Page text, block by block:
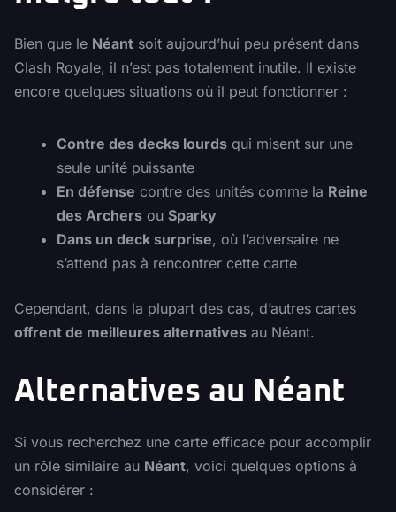
Bien que le Néant soit aujourd’hui peu présent dans
Clash Royale, il n’est pas totalement inutile. Il existe
encore quelques situations où il peut fonctionner :
Contre des decks lourds qui misent sur une
seule unité puissante
En défense contre des unités comme la Reine
des Archers ou Sparky
Dans un deck surprise, où l’adversaire ne
s’attend pas à rencontrer cette carte
Cependant, dans la plupart des cas, d’autres cartes
offrent de meilleures alternatives au Néant.
Alternatives au Néant
Si vous recherchez une carte efficace pour accomplir
un rôle similaire au Néant, voici quelques options à
considérer :